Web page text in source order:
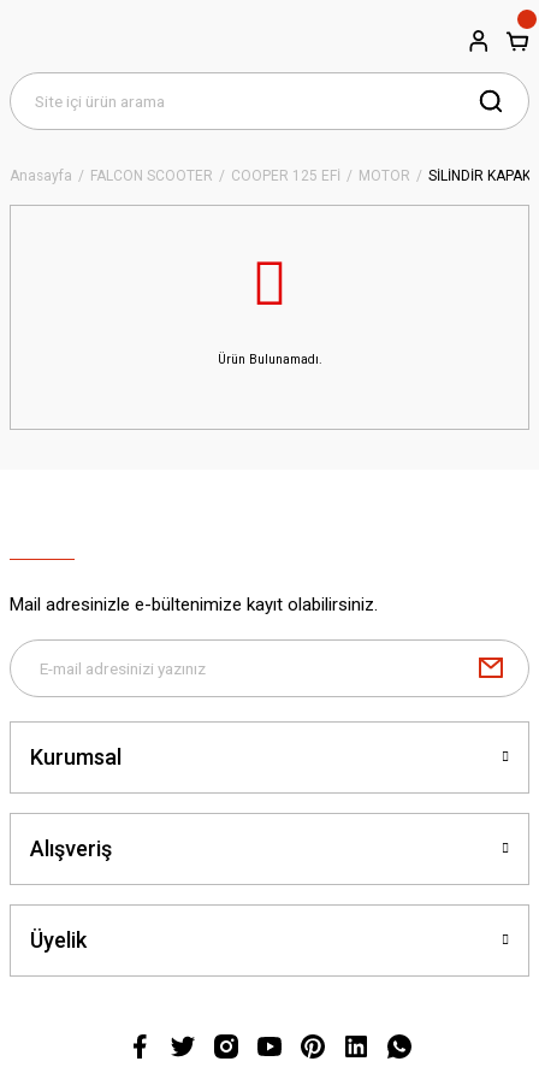
Anasayfa FALCON SCOOTER COOPER 125 EFİ MOTOR SİLİNDİR KAPAK
Ürün Bulunamadı.
Mail adresinizle e-bültenimize kayıt olabilirsiniz.
Kurumsal
Alışveriş
Üyelik